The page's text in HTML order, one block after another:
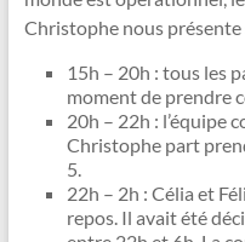
Christophe nous présente
15h – 20h : tous les
moment de prendre
20h – 22h : l’équipe
Christophe part
5.
22h – 2h : Célia et
repos. Il avait été